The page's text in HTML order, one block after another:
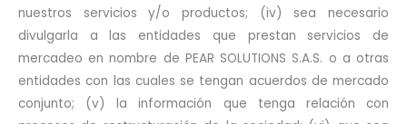
nuestros servicios y/o productos; (iv) sea necesario
divulgarla a las entidades que prestan servicios de
mercadeo en nombre de PEAR SOLUTIONS S.A.S. o a otras
entidades con las cuales se tengan acuerdos de mercado
conjunto; (v) la información que tenga relación con